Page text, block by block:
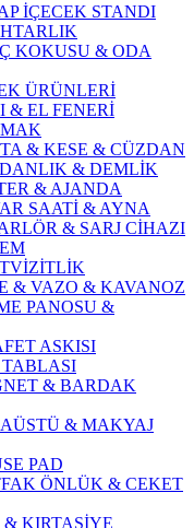
İÇECEK STANDI
KOKUSU & ODA
ÜRÜNLERİ
& EL FENERİ
& KESE & CÜZDAN
& DEMLİK
& AJANDA
SAATİ & AYNA
& SARJ CİHAZI
& VAZO & KAVANOZ
PANOSU &
ASKISI
TABLASI
& BARDAK
& MAKYAJ
PAD
ÖNLÜK & CEKET
& KIRTASİYE